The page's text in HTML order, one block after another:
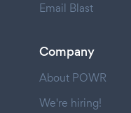
Email Blast
Company
About POWR
We're hiring!